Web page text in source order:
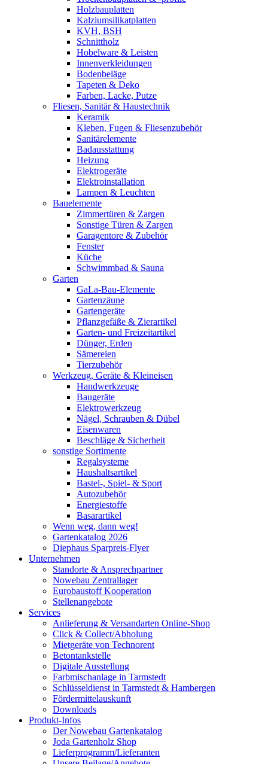
Holzbauplatten
Kalziumsilikatplatten
KVH, BSH
Schnittholz
Hobelware & Leisten
Innenverkleidungen
Bodenbeläge
Tapeten & Deko
Farben, Lacke, Putze
Fliesen, Sanitär & Haustechnik
Keramik
Kleben, Fugen & Fliesenzubehör
Sanitärelemente
Badausstattung
Heizung
Elektrogeräte
Elektroinstallation
Lampen & Leuchten
Bauelemente
Zimmertüren & Zargen
Sonstige Türen & Zargen
Garagentore & Zubehör
Fenster
Küche
Schwimmbad & Sauna
Garten
GaLa-Bau-Elemente
Gartenzäune
Gartengeräte
Pflanzgefäße & Zierartikel
Garten- und Freizeitartikel
Dünger, Erden
Sämereien
Tierzubehör
Werkzeug, Geräte & Kleineisen
Handwerkzeuge
Baugeräte
Elektrowerkzeug
Nägel, Schrauben & Dübel
Eisenwaren
Beschläge & Sicherheit
sonstige Sortimente
Regalsysteme
Haushaltsartikel
Bastel-, Spiel- & Sport
Autozubehör
Energiestoffe
Basarartikel
Wenn weg, dann weg!
Gartenkatalog 2026
Diephaus Sparpreis-Flyer
Unternehmen
Standorte & Ansprechpartner
Nowebau Zentrallager
Eurobaustoff Kooperation
Stellenangebote
Services
Anlieferung & Versandarten Online-Shop
Click & Collect/Abholung
Mietgeräte von Technorent
Betontankstelle
Digitale Ausstellung
Farbmischanlage in Tarmstedt
Schlüsseldienst in Tarmstedt & Hambergen
Fördermittelauskunft
Downloads
Produkt-Infos
Der Nowebau Gartenkatalog
Joda Gartenholz Shop
Lieferprogramm/Lieferanten